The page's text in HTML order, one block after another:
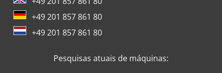
+49 201 857 861 80
+49 201 857 861 80
Pesquisas atuais de máquinas: